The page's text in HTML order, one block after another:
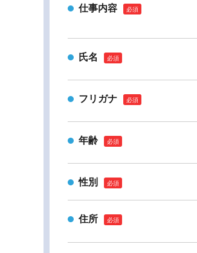
仕事内容
氏名
フリガナ
年齢
性別
住所